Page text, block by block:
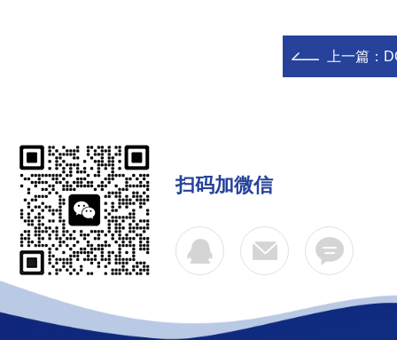
上一篇：
扫码加微信